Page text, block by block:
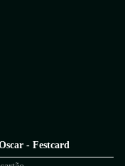
- Festcard